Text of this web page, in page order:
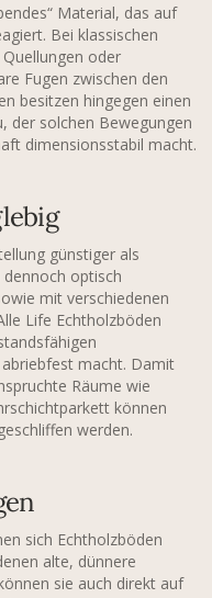
Material, das auf
Bei klassischen
oder
Fugen zwischen den
besitzen hingegen einen
der solchen Bewegungen
dimensionsstabil macht.
günstiger als
optisch
mit verschiedenen
Life Echtholzböden
macht. Damit
Räume wie
können
werden.
sich Echtholzböden
alte, dünnere
sie auch direkt auf